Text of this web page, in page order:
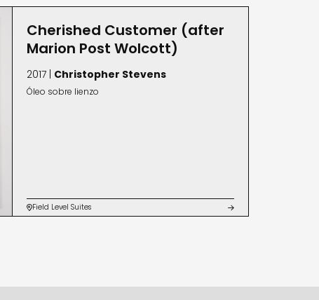
Cherished Customer (after
Marion Post Wolcott)
2017 | Christopher Stevens
Óleo sobre lienzo
Field Level Suites 